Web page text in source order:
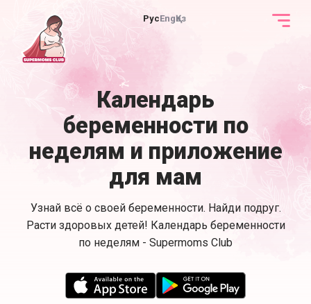
РусEngҚаз
Календарь
беременности по
неделям и приложение
для мам
Узнай всё о своей беременности. Найди подруг.
Расти здоровых детей! Календарь беременности
по неделям - Supermoms Club